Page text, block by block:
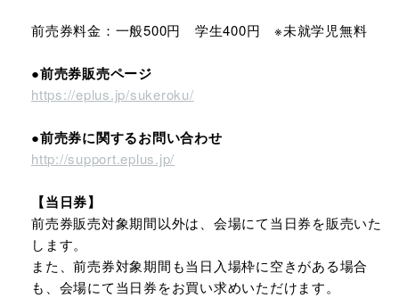
前売券料金：一般500円 学生400円 ※未就学児無料
●前売券販売ページ
https://eplus.jp/sukeroku/
●前売券に関するお問い合わせ
http://support.eplus.jp/
【当日券】
前売券販売対象期間以外は、会場にて当日券を販売いた
します。
また、前売券対象期間も当日入場枠に空きがある場合
も、会場にて当日券をお買い求めいただけます。